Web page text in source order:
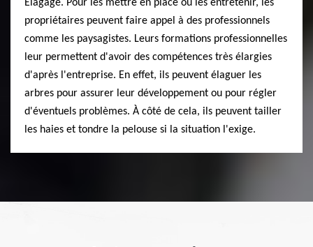
Elagage. Pour les mettre en place ou les entretenir, les
propriétaires peuvent faire appel à des professionnels
comme les paysagistes. Leurs formations professionnelles
leur permettent d'avoir des compétences très élargies
d'après l'entreprise. En effet, ils peuvent élaguer les
arbres pour assurer leur développement ou pour régler
d'éventuels problèmes. À côté de cela, ils peuvent tailler
les haies et tondre la pelouse si la situation l'exige.